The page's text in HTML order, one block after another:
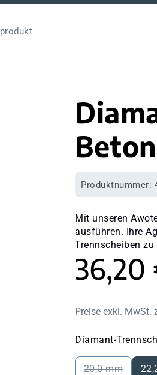
produkt
Beton
Produktnummer:
Mit unseren
ausführen. Ihre
Trennscheiben
36,20
Preise exkl. MwSt.
Diamant-
20,0 mm